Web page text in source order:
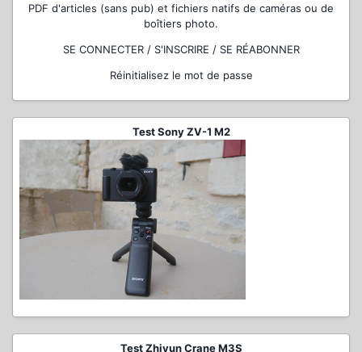
PDF d'articles (sans pub) et fichiers natifs de caméras ou de
boîtiers photo.
SE CONNECTER / S'INSCRIRE / SE RÉABONNER
Réinitialisez le mot de passe
Test Sony ZV-1 M2
Test Zhiyun Crane M3S